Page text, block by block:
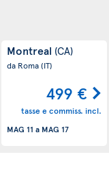
Montreal (CA)
da Roma(IT)
499 €
tasse e commiss. incl.
MAG 11 a MAG 17